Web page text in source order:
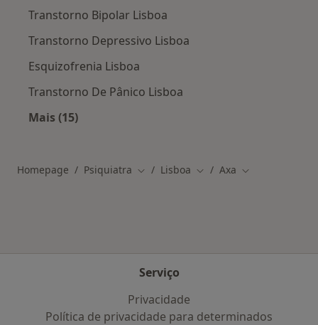
Transtorno Bipolar Lisboa
Transtorno Depressivo Lisboa
Esquizofrenia Lisboa
Transtorno De Pânico Lisboa
Mais (15)
Homepage Psiquiatra Mudar de cidade
Lisboa Mudar de cidade
Axa Mudar de
Serviço
Privacidade
Política de privacidade para determinados